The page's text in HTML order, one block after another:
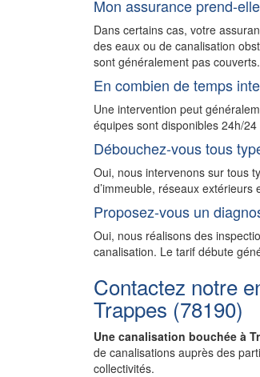
Mon assurance prend-
Dans certains cas, votre
des eaux ou de canalisation
sont généralement pas
En combien de temps
Une intervention peut
équipes sont disponibles 24h/24
Débouchez-vous tous
Oui, nous intervenons sur tous
d’immeuble, réseaux
Proposez-vous un
Oui, nous réalisons des
canalisation. Le tarif débute
Contactez notre
Trappes (78190)
Une canalisation bouchée à
de canalisations auprès des
collectivités.